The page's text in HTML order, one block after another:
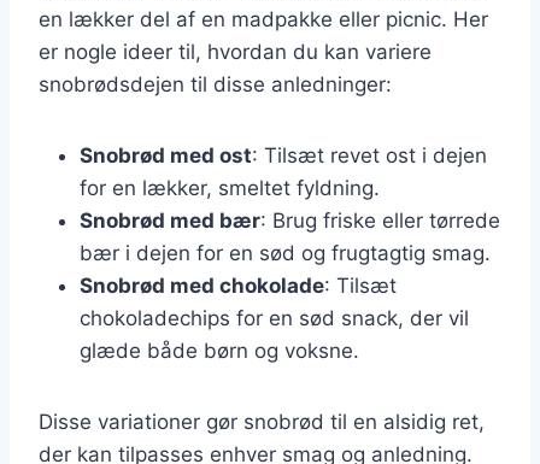
en lækker del af en madpakke eller picnic. Her
er nogle ideer til, hvordan du kan variere
snobrødsdejen til disse anledninger:
Snobrød med ost: Tilsæt revet ost i dejen
for en lækker, smeltet fyldning.
Snobrød med bær: Brug friske eller tørrede
bær i dejen for en sød og frugtagtig smag.
Snobrød med chokolade: Tilsæt
chokoladechips for en sød snack, der vil
glæde både børn og voksne.
Disse variationer gør snobrød til en alsidig ret,
der kan tilpasses enhver smag og anledning.